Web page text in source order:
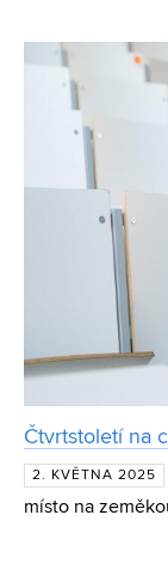
materiálů
Čtvrtstoletí na
2. KVĚTNA 2025
místo na